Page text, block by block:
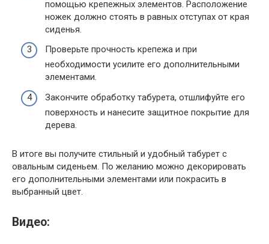
помощью крепежных элементов. Расположение
ножек должно стоять в равных отступах от края
сиденья.
Проверьте прочность крепежа и при
необходимости усилите его дополнительными
элементами.
Закончите обработку табурета, отшлифуйте его
поверхность и нанесите защитное покрытие для
дерева.
В итоге вы получите стильный и удобный табурет с
овальным сиденьем. По желанию можно декорировать
его дополнительными элементами или покрасить в
выбранный цвет.
Видео: